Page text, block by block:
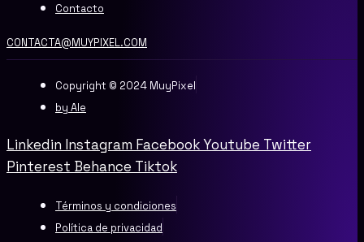
Contacto
CONTACTA@MUYPIXEL.COM
Copyright © 2024 MuyPixel
by Ale
Linkedin Instagram FacebookYoutube Twitter
Pinterest Behance Tiktok
Términos y condiciones
Política de privacidad